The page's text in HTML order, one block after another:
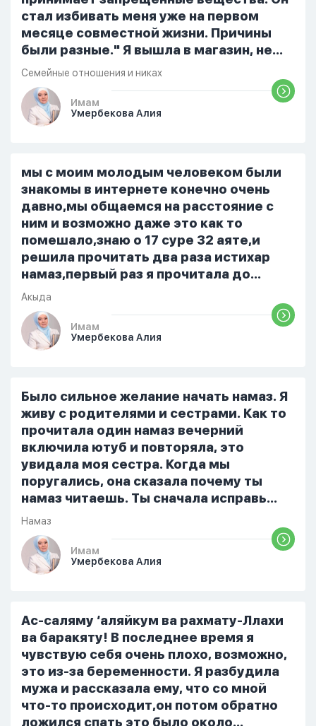
стал избивать меня уже на первом
месяце совместной жизни. Причины
были разные." Я вышла в магазин, не
помыла вовремя посуду, не
приготовила во время еду, прошу
немного времени и любви" он никогда
не свободен для меня. С 7 утра до 8
только ночью, иногда засыпаю одна.
Мы пытались ему говорить что так
нельзя но он всё равно делает...
Семейные отношения и никах
Имам
Умербекова Алия
мы с моим молодым человеком были
знакомы в интернете конечно очень
давно,мы общаемся на расстояние с
ним и возможно даже это как то
помешало,знаю о 17 суре 32 аяте,и
решила прочитать два раза истихар
намаз,первый раз я прочитала до
«Аср» намаза и сначала было
тревожно,позже стало спокойно и в
голову начали лезть только хорошие
мысли,во второй раз когда я решила в
русский,потому что боялась
ошибиться и то что намаз не
примется,совершила истихар во время
тахаджуд...
Акыда
Имам
Умербекова Алия
Было сильное желание начать намаз. Я
живу с родителями и сестрами. Как то
прочитала один намаз вечерний
включила ютуб и повторяла, это
увидала моя сестра. Когда мы
поругались, она сказала почему ты
намаз читаешь. Ты сначала исправь
себя. После этого я не вставала на
намаз и не видела жайнамаз. Я просто
уже так не могу читать, смотреть . Дуа
я делаю скрытно если делаю дома. Я
От родных же людей.
Намаз
Имам
Умербекова Алия
Ас-саляму ‘аляйкум ва рахмату-Ллахи
ва баракяту! В последнее время я
чувствую себя очень плохо, возможно,
это из-за беременности. Я разбудила
мужа и рассказала ему, что со мной
что-то происходит,он потом обратно
ложился спать это было около